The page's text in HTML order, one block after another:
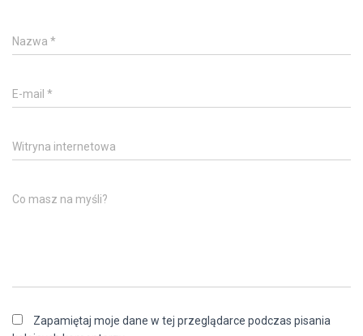
Nazwa *
E-mail *
Witryna internetowa
Co masz na myśli?
Zapamiętaj moje dane w tej przeglądarce podczas pisania